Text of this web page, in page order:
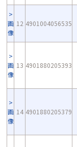
画
像
12 4901004056535
画
像
13 4901880205393
画
像
14 4901880205379